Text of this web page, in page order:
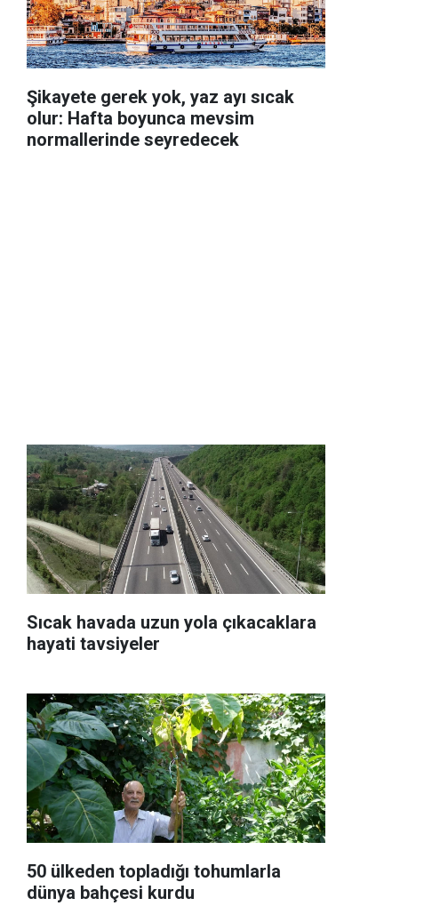
Şikayete gerek yok, yaz ayı sıcak
olur: Hafta boyunca mevsim
normallerinde seyredecek
Sıcak havada uzun yola çıkacaklara
hayati tavsiyeler
50 ülkeden topladığı tohumlarla
dünya bahçesi kurdu